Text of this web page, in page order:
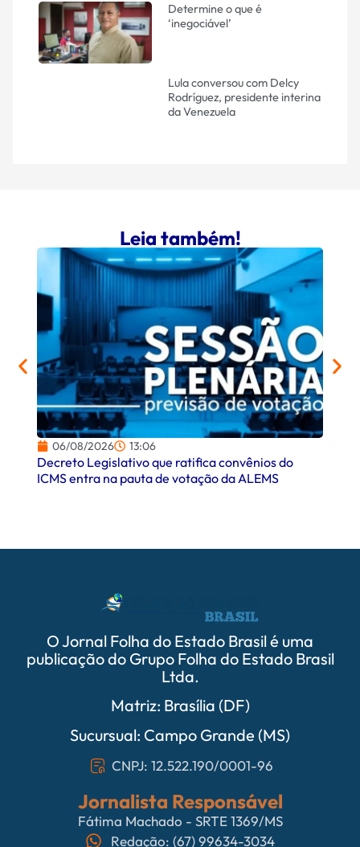
Determine o que é
‘inegociável’
Lula conversou com Delcy
Rodríguez, presidente interina
da Venezuela
Leia também!
06/08/2026 13:06
Decreto Legislativo que ratifica convênios do
ICMS entra na pauta de votação da ALEMS
O Jornal Folha do Estado Brasil é uma
publicação do Grupo Folha do Estado Brasil
Ltda.
Matriz: Brasília (DF)
Sucursual: Campo Grande (MS)
CNPJ: 12.522.190/0001-96
Jornalista Responsável
Fátima Machado - SRTE 1369/MS
Redação: (67) 99634-3034